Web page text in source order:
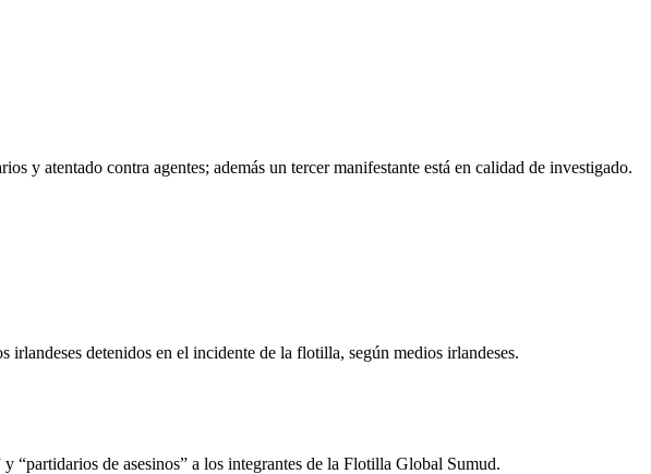
y atentado contra agentes; además un tercer manifestante está en calidad de investigado.
detenidos en el incidente de la flotilla, según medios irlandeses.
de asesinos” a los integrantes de la Flotilla Global Sumud.